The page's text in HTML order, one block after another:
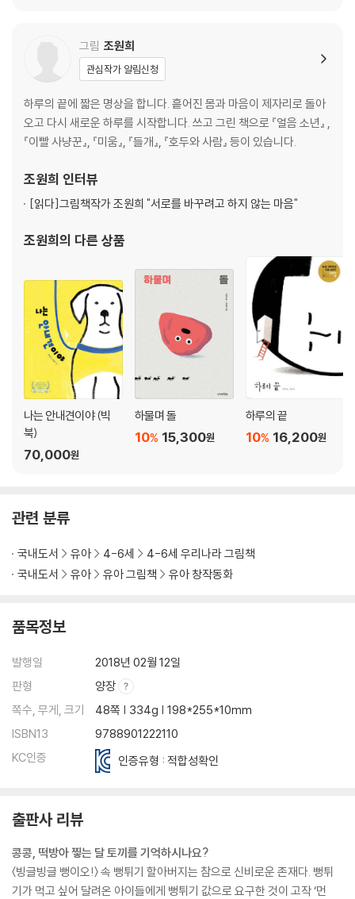
그림 조원희
관심작가 알림신청
하루의 끝에 짧은 명상을 합니다. 흩어진 몸과 마음이 제자리로 돌아
오고 다시 새로운 하루를 시작합니다. 쓰고 그린 책으로 『얼음 소년』 ,
『이빨 사냥꾼』, 『미움』, 『들개』, 『호두와 사람』 등이 있습니다.
조원희 인터뷰
[읽다]그림책작가 조원희 "서로를 바꾸려고 하지 않는 마음"
조원희의 다른 상품
나는 안내견이야 (빅
북)
70,000원
하물며 돌
15,300원
10%
하루의 끝
16,200원
10%
관련 분류
국내도서 유아 4-6세
4-6세 우리나라 그림책
국내도서
유아 유아 그림책 유아 창작동화
품목정보
발행일
2018년 02월 12일
판형
양장
쪽수, 무게, 크기
48쪽 | 334g | 198*255*10mm
ISBN13
9788901222110
KC인증
인증유형 : 적합성확인
출판사 리뷰
콩콩, 떡방아 찧는 달 토끼를 기억하시나요?
〈빙글빙글 뻥이오!〉 속 뻥튀기 할아버지는 참으로 신비로운 존재다. 뻥튀
기가 먹고 싶어 달려온 아이들에게 뻥튀기 값으로 요구한 것이 고작 ‘먼